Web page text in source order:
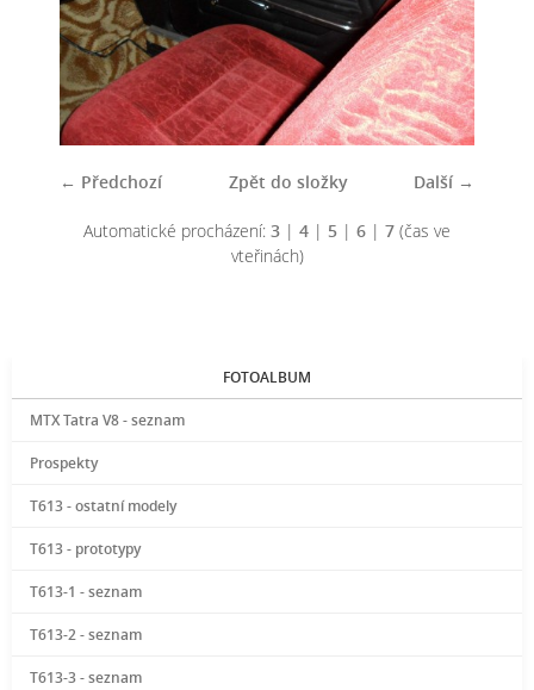
← Předchozí Další →
Zpět do složky
Automatické procházení: 3 | 4 | 5 | 6 | 7 (čas ve
vteřinách)
FOTOALBUM
MTX Tatra V8 - seznam
Prospekty
T613 - ostatní modely
T613 - prototypy
T613-1 - seznam
T613-2 - seznam
T613-3 - seznam